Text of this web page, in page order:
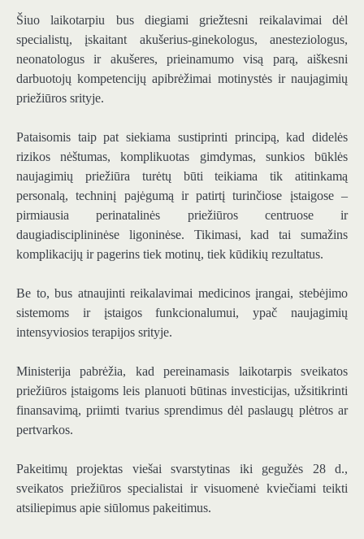
Šiuo laikotarpiu bus diegiami griežtesni reikalavimai dėl
specialistų, įskaitant akušerius-ginekologus, anesteziologus,
neonatologus ir akušeres, prieinamumo visą parą, aiškesni
darbuotojų kompetencijų apibrėžimai motinystės ir naujagimių
priežiūros srityje.
Pataisomis taip pat siekiama sustiprinti principą, kad didelės
rizikos nėštumas, komplikuotas gimdymas, sunkios būklės
naujagimių priežiūra turėtų būti teikiama tik atitinkamą
personalą, techninį pajėgumą ir patirtį turinčiose įstaigose –
pirmiausia perinatalinės priežiūros centruose ir
daugiadisciplininėse ligoninėse. Tikimasi, kad tai sumažins
komplikacijų ir pagerins tiek motinų, tiek kūdikių rezultatus.
Be to, bus atnaujinti reikalavimai medicinos įrangai, stebėjimo
sistemoms ir įstaigos funkcionalumui, ypač naujagimių
intensyviosios terapijos srityje.
Ministerija pabrėžia, kad pereinamasis laikotarpis sveikatos
priežiūros įstaigoms leis planuoti būtinas investicijas, užsitikrinti
finansavimą, priimti tvarius sprendimus dėl paslaugų plėtros ar
pertvarkos.
Pakeitimų projektas viešai svarstytinas iki gegužės 28 d.,
sveikatos priežiūros specialistai ir visuomenė kviečiami teikti
atsiliepimus apie siūlomus pakeitimus.